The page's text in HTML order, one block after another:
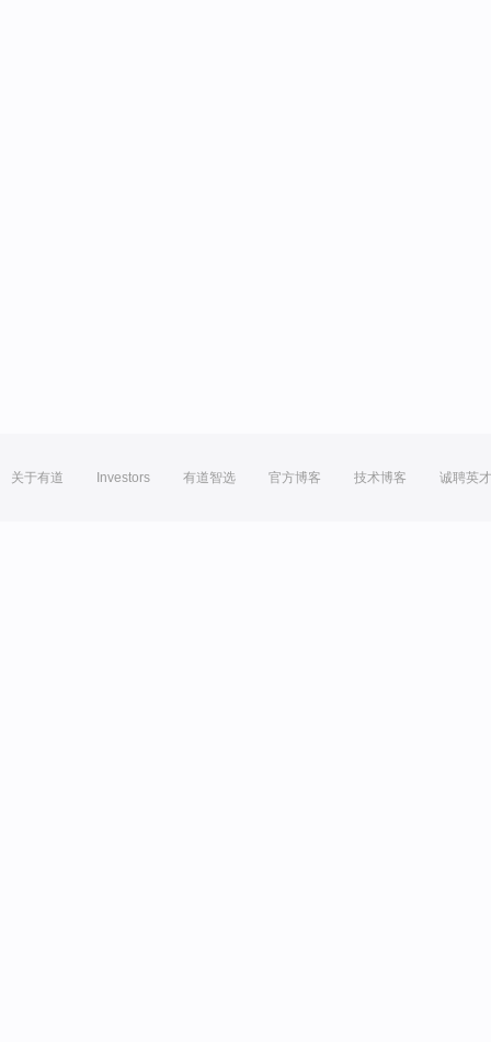
关于有道 Investors 有道智选 官方博客 技术博客 诚聘英才